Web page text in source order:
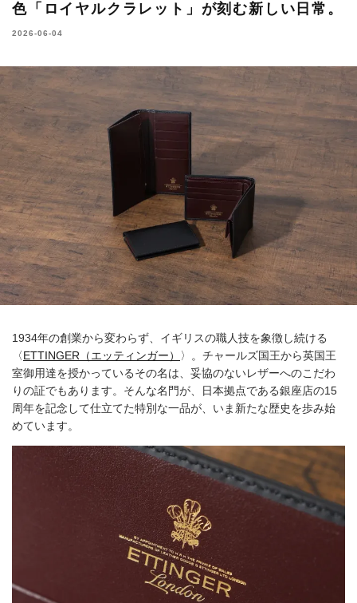
色「ロイヤルクラレット」が刻む新しい日常。
2026-06-04
1934年の創業から変わらず、イギリスの職人技を象徴し続ける
〈ETTINGER（エッティンガー）
〉。チャールズ国王から英国王
室御用達を授かっているその名は、妥協のないレザーへのこだわ
りの証でもあります。そんな名門が、日本拠点である銀座店の15
周年を記念して仕立てた特別な一品が、いま新たな歴史を歩み始
めています。